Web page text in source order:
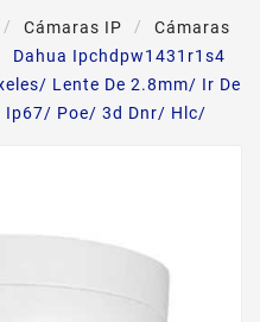
Cámaras IP
Cámaras
Dahua Ipchdpw1431r1s4
Lente De 2.8mm/ Ir De
Ip67/ Poe/ 3d Dnr/ Hlc/